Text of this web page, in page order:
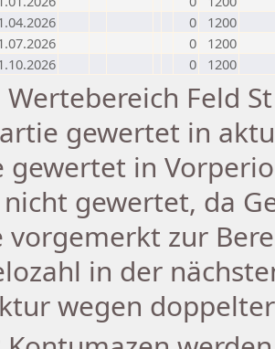
0
1200
0
1200
0 1200
Wertebereich Feld
gewertet in
gewertet in
gewertet, da
vorgemerkt zur
in der
wegen